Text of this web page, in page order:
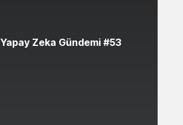
Yapay Zeka Gündemi #53